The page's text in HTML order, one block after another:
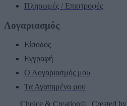
Πληρωμές / Επιστροφές
Λογαριασμός
Είσοδος
Εγγραφή
Ο Λογαριασμός μου
Τα Αγαπημένα μου
Choice & Creation© | Created by